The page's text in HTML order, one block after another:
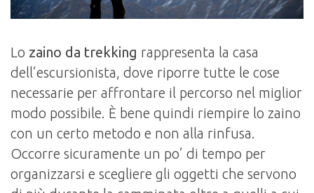
Lo zaino da trekking rappresenta la casa
dell’escursionista, dove riporre tutte le cose
necessarie per affrontare il percorso nel miglior
modo possibile. È bene quindi riempire lo zaino
con un certo metodo e non alla rinfusa.
Occorre sicuramente un po’ di tempo per
organizzarsi e scegliere gli oggetti che servono